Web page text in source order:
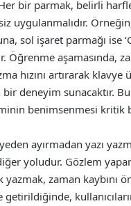
bir parmak, belirli
uygulanmalıdır.
sol işaret parmağı ise
Öğrenme aşamasında,
hızını artırarak klavye
deneyim sunacaktır.
benimsenmesi kritik
ayırmadan yazı
yoludur. Gözlem
yazmak, zaman kaybını
getirildiğinde,